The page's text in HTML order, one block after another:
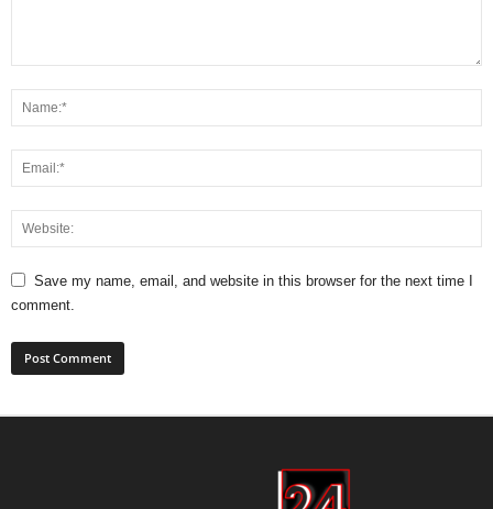
Save my name, email, and website in this browser for the next time I
comment.